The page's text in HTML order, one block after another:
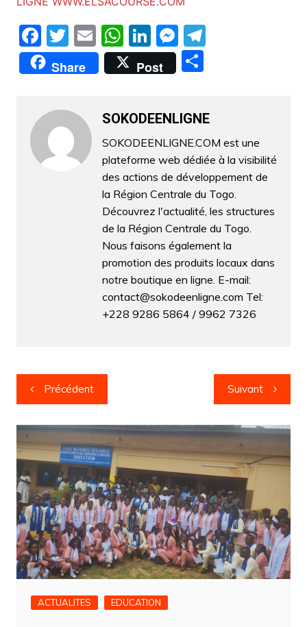
F
a
c
b
o
o
T
w
itt
E
m
ai
W
h
at
A
p
p
Li
n
k
dI
n
M
e
s
e
n
g
er
T
a
m
Share Post
P
g
er
SOKODEENLIGNE
SOKODEENLIGNE.COM est une
plateforme web dédiée à la visibilité
des actions de développement de
la Région Centrale du Togo.
Découvrez l'actualité, les structures
de la Région Centrale du Togo.
Nous faisons également la
promotion des produits locaux dans
notre boutique en ligne. E-mail:
contact@sokodeenligne.com Tel:
+228 9286 5864 / 9962 7326
Précédent Suivant
ACTUALITES EDUCATION